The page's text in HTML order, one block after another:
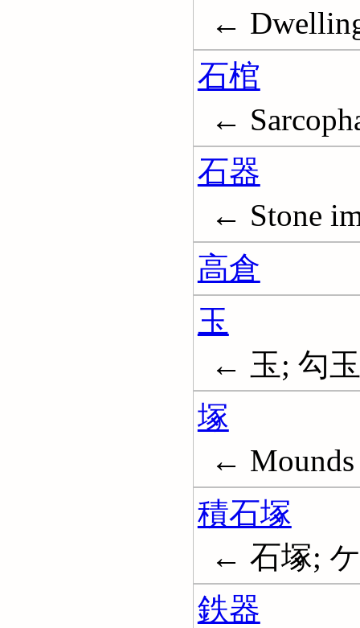
←
石棺
←
石器
← Stone
高倉
玉
← 玉; 勾
塚
← Mounds
積石塚
← 石塚;
鉄器